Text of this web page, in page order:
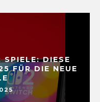
DIESE
FÜR DIE NEUE